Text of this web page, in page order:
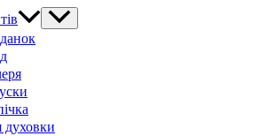
духовки